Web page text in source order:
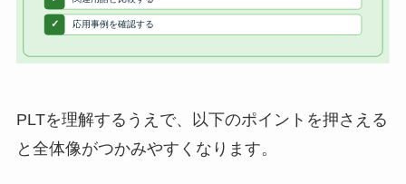
PLTを理解するうえで、以下のポイントを押さえる
と全体像がつかみやすくなります。